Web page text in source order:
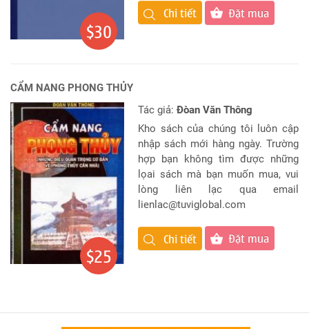
$30
Chi tiết Đặt mua
CẨM NANG PHONG THỦY
$25
Tác giả:Đòan Văn Thông
Kho sách của chúng tôi luôn cập
nhập sách mới hàng ngày. Trường
hợp bạn không tìm được những
lọai sách mà bạn muốn mua, vui
lòng liên lạc qua email
lienlac@tuviglobal.com
Chi tiết Đặt mua